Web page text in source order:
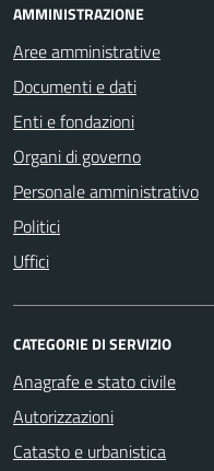
AMMINISTRAZIONE
Aree amministrative
Documenti e dati
Enti e fondazioni
Organi di governo
Personale amministrativo
Politici
Uffici
CATEGORIE DI SERVIZIO
Anagrafe e stato civile
Autorizzazioni
Catasto e urbanistica